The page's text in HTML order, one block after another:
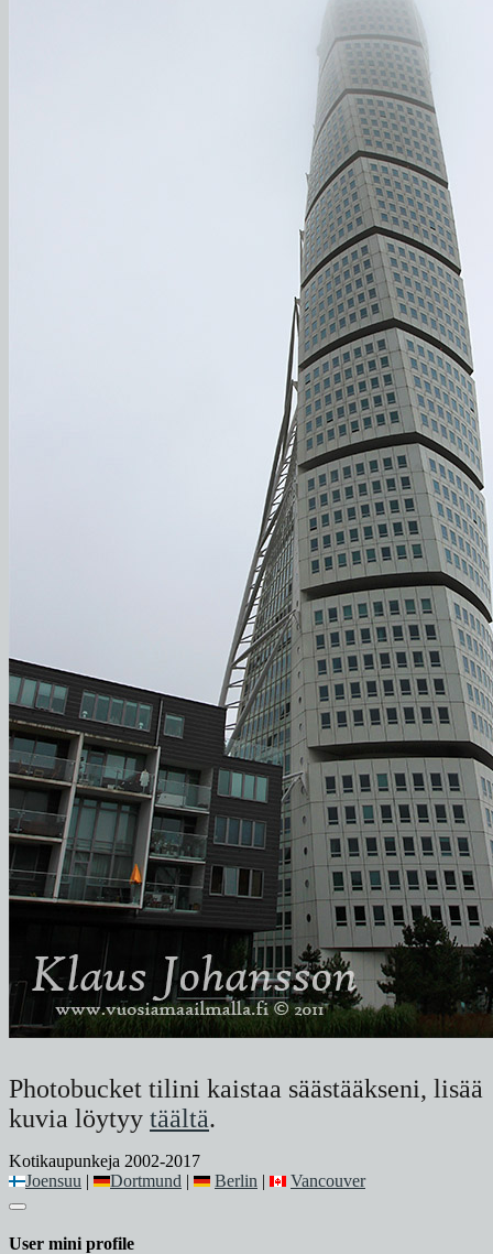
Photobucket tilini kaistaa säästääkseni, lisää
kuvia löytyy täältä.
Kotikaupunkeja 2002-2017
Joensuu | Dortmund | Berlin | Vancouver
User mini profile